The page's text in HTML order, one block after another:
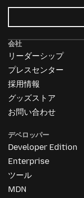
会社
リーダーシップ
プレスセンター
採用情報
グッズストア
お問い合わせ
デベロッパー
Developer Edition
Enterprise
ツール
MDN